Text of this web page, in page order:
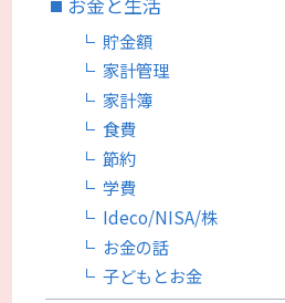
貯金額
家計管理
家計簿
食費
節約
学費
Ideco/NISA/株
お金の話
子どもとお金